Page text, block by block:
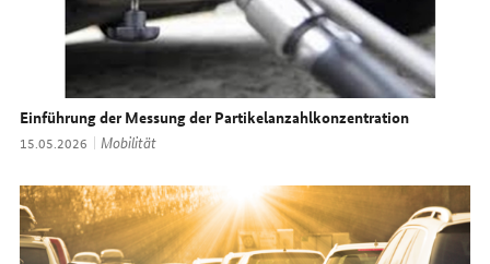
Einführung der Messung der Partikelanzahlkonzentration
Datum:
15.05.2026 Thema:
Mobilität